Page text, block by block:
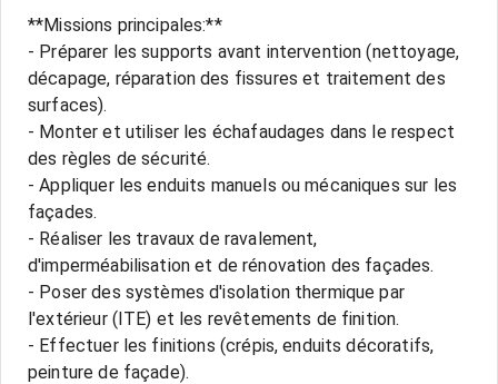
**Missions principales:**
- Préparer les supports avant intervention (nettoyage,
décapage, réparation des fissures et traitement des
surfaces).
- Monter et utiliser les échafaudages dans le respect
des règles de sécurité.
- Appliquer les enduits manuels ou mécaniques sur les
façades.
- Réaliser les travaux de ravalement,
d'imperméabilisation et de rénovation des façades.
- Poser des systèmes d'isolation thermique par
l'extérieur (ITE) et les revêtements de finition.
- Effectuer les finitions (crépis, enduits décoratifs,
peinture de façade).